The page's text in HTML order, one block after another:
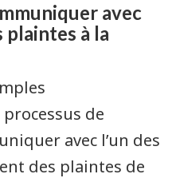
avec
plaintes à la
de
avec l’un des
des plaintes de